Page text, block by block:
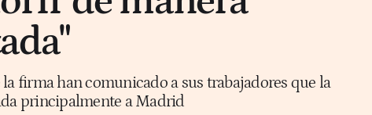
la firma han comunicado a sus trabajadores que la
principalmente a Madrid